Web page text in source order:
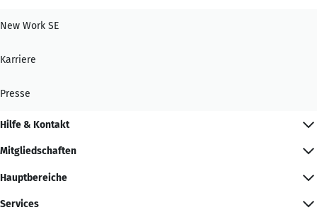
New Work SE
Karriere
Presse
Hilfe & Kontakt
Mitgliedschaften
Hauptbereiche
Services